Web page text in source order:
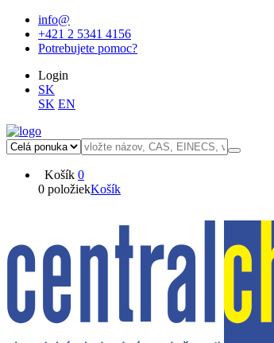
info@
+421 2 5341 4156
Potrebujete pomoc?
Login
SK
SK EN
Košík 0
0 položiekKošík